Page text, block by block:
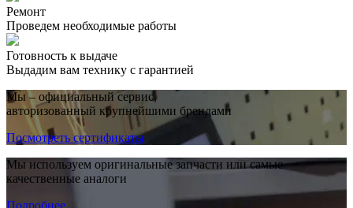
Ремонт
Проведем необходимые работы
Готовность к выдаче
Выдадим вам технику с гарантией
Мы – официальный сервис,
авторизованный крупнейшими брендами
Посмотреть сертификаты
Мы используем оригинальные запчасти или самые
качественные аналоги
Подробнее